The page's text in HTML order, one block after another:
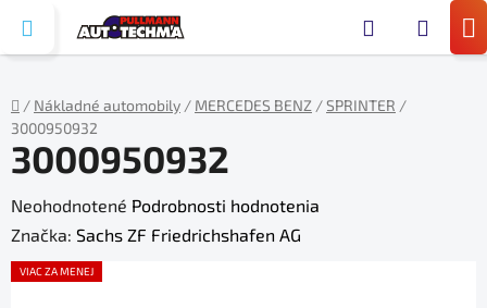
obsah
Domov
/ Nákladné automobily / MERCEDES BENZ /SPRINTER /
3000950932
3000950932
Priemerné
hodnotenie
produktu
Neohodnotené Podrobnosti hodnotenia
Značka: Sachs ZF Friedrichshafen AG
VIAC ZA MENEJ